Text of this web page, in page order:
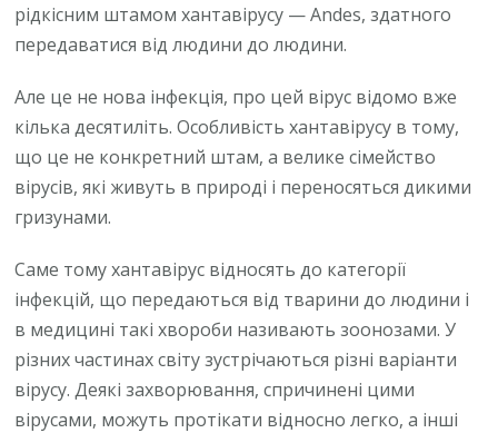
рідкісним штамом хантавірусу — Andes, здатного
передаватися від людини до людини.
Але це не нова інфекція, про цей вірус відомо вже
кілька десятиліть. Особливість хантавірусу в тому,
що це не конкретний штам, а велике сімейство
вірусів, які живуть в природі і переносяться дикими
гризунами.
Саме тому хантавірус відносять до категорії
інфекцій, що передаються від тварини до людини і
в медицині такі хвороби називають зоонозами. У
різних частинах світу зустрічаються різні варіанти
вірусу. Деякі захворювання, спричинені цими
вірусами, можуть протікати відносно легко, а інші